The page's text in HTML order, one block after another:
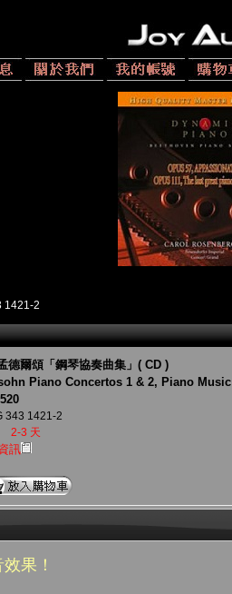
1421-2
德爾頌「鋼琴協奏曲集」( CD )
Piano Concertos 1 & 2, Piano Music
343 1421-2
2-3 天
訊
果！